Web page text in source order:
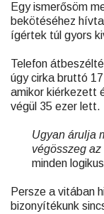
Egy ismerősöm
bekötéséhez
ígértek túl gyors
Telefon
úgy cirka bruttó
amikor kiérkezett
végül 35 ezer lett.
Ugyan árulja
végösszeg
minden
Persze a vitában
bizonyítékunk